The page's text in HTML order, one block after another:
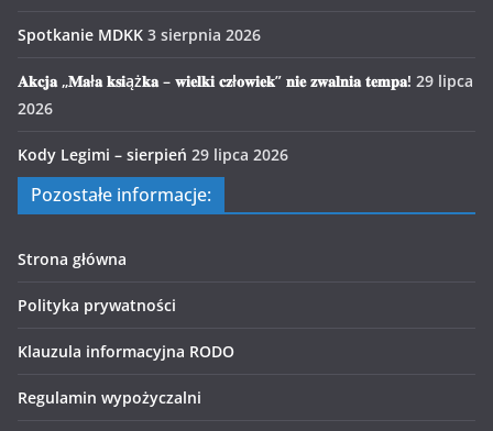
Spotkanie MDKK 3 sierpnia 2026
𝐀𝐤𝐜𝐣𝐚 „𝐌𝐚ł𝐚 𝐤𝐬𝐢ąż𝐤𝐚 – 𝐰𝐢𝐞𝐥𝐤𝐢 𝐜𝐳ł𝐨𝐰𝐢𝐞𝐤” 𝐧𝐢𝐞 𝐳𝐰𝐚𝐥𝐧𝐢𝐚 𝐭𝐞𝐦𝐩𝐚! 29 lipca
2026
Kody Legimi – sierpień 29 lipca 2026
Pozostałe informacje:
Strona główna
Polityka prywatności
Klauzula informacyjna RODO
Regulamin wypożyczalni